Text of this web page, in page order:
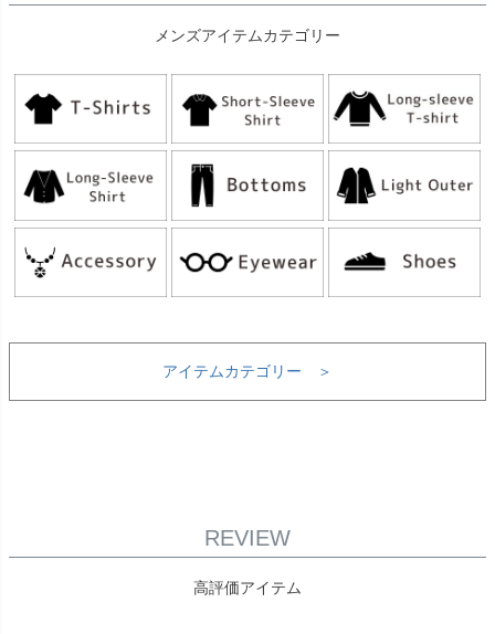
メンズアイテムカテゴリー
アイテムカテゴリー ＞
REVIEW
高評価アイテム